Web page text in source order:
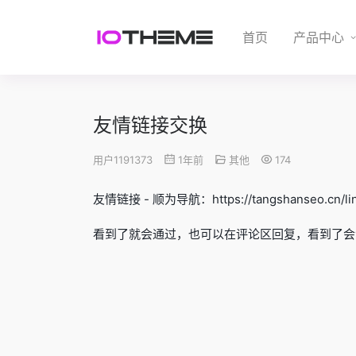
首页 产品中心
友情链接交换
用户1191373 1年前 其他 174
友情链接 - 顺为导航：https://tangshanseo.cn/
看到了就会通过，也可以在评论区回复，看到了